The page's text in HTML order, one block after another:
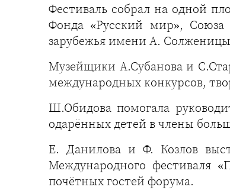
Фестиваль собрал на одной
Фонда «Русский мир», Союза
зарубежья имени А.
Музейщики А.Субанова и
международных конкурсов,
Ш.Обидова помогала
одарённых детей в члены
Е. Данилова и Ф. Козлов
Международного фестиваля
почётных гостей форума.